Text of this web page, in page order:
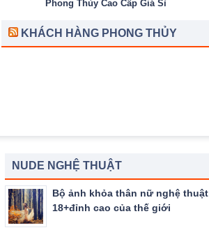
KHÁCH HÀNG PHONG THỦY
NUDE NGHỆ THUẬT
Bộ ảnh khỏa thân nữ nghệ thuật
18+đỉnh cao của thế giới